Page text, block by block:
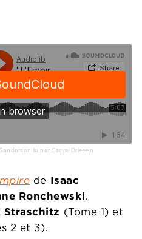
lu par Steve Driesen
de Isaac
Ronchewski.
Straschitz (Tome 1) et
2 et 3).